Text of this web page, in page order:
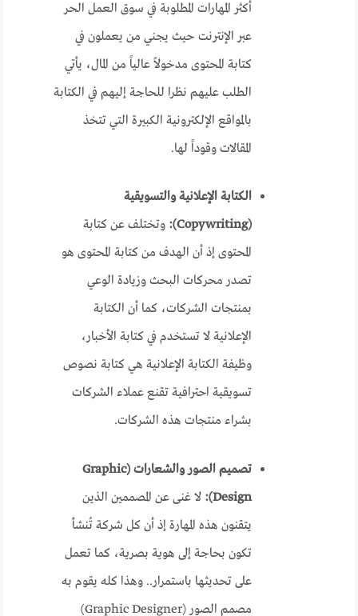
أكثر المهارات المطلوبة في سوق العمل الحر
عبر الإنترنت حيث يجني من يعملون في
كتابة المحتوى مدخولاً عالياً من المال، يأتي
الطلب عليهم نظرا للحاجة إليهم في الكتابة
بالمواقع الإلكترونية الكبيرة التي تتخذ
المقالات وقوداً لها.
الكتابة الإعلانية والتسويقية
(Copywriting):
وتختلف عن كتابة
المحتوى إذ أن الهدف من كتابة المحتوى هو
تصدر محركات البحث وزيادة الوعي
بمنتجات الشركات، كما أن الكتابة
الإعلانية لا تستخدم في كتابة الأخبار،
وظيفة الكتابة الإعلانية هي كتابة نصوص
تسويقية احترافية تقنع عملاء الشركات
بشراء منتجات هذه الشركات.
تصميم الصور والشعارات (Graphic
Design):
لا غنى عن المصممين الذين
يتقنون هذه المهارة إذ أن كل شركة تُنشأ
تكون بحاجة إلى هوية بصرية، كما تعمل
على تحديثها باستمرار.. وهذا كله يقوم به
مصمم الصور (Graphic Designer)